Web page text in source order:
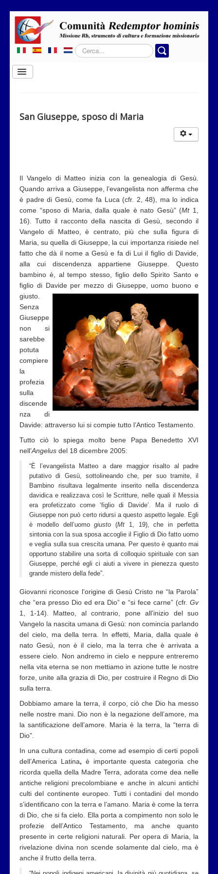
Cerca...
Cambia
Chi siamo
Privacy
Donazione
San Giuseppe, sposo di Maria
Il Vangelo di Matteo inizia con la genealogia di Gesù.
Quando arriva a Giuseppe, l’evangelista non afferma che
è padre di Gesù, come fa Luca (cfr. 2, 48), ma lo indica
come “sposo di Maria, dalla quale è nato Gesù” (Mt1,
16). Tutto il racconto della nascita di Gesù, secondo il
Vangelo di Matteo, è centrato, più che sulla figura di
Maria, su quella di Giuseppe, la cui importanza risiede nel
fatto che dà il nome a Gesù e fa di Lui il figlio di Davide,
alla cui discendenza appartiene Giuseppe. Questo
bambino è, al tempo stesso, figlio dello Spirito Santo e
figlio di Davide per mezzo di Giuseppe, uomo buono e
giusto.
Senza
Giuseppe
non si
sarebbe
potuta
compiere
la
profezia
sulla
discende
nza di
Davide: attraverso lui si compie tutto l’Antico Testamento.
Tutto ciò lo spiega molto bene Papa Benedetto XVI
nell’Angelus del 18 dicembre 2005:
“È l’evangelista Matteo a dare maggior risalto al padre
putativo di Gesù, sottolineando che, per suo tramite, il
Bambino risultava legalmente inserito nella discendenza
davidica e realizzava così le Scritture, nelle quali il Messia
era profetizzato come ‘figlio di Davide’. Ma il ruolo di
Giuseppe non può certo ridursi a questo aspetto legale. Egli
è modello dell’uomogiusto (Mt 1, 19), che in perfetta
sintonia con la sua sposa accoglie il Figlio di Dio fatto uomo
e veglia sulla sua crescita umana. Per questo è quanto mai
opportuno stabilire una sorta di colloquio spirituale con san
Giuseppe, perché egli ci aiuti a vivere in pienezza questo
grande mistero della fede”.
Giovanni riconosce l’origine di Gesù Cristo ne “la Parola”
che “era presso Dio ed era Dio” e “si fece carne” (cfr. Gv
1, 1-14). Matteo, al contrario, pone all’inizio del suo
Vangelo la nascita umana di Gesù: non comincia parlando
del cielo, ma della terra. In effetti, Maria, dalla quale è
nato Gesù, non è il cielo, ma la terra che è arrivata a
essere cielo. Non andremo in cielo e neppure entreremo
nella vita eterna se non mettiamo in azione tutte le nostre
forze, unite alla grazia di Dio, per costruire il Regno di Dio
sulla terra.
Dobbiamo amare la terra, il corpo, ciò che Dio ha messo
nelle nostre mani. Dio non è la negazione dell’amore, ma
la santificazione dell’amore. Maria è la terra, la “terra di
Dio”.
In una cultura contadina, come ad esempio di certi popoli
dell’America Latina, è importante questa categoria che
ricorda quella della Madre Terra, adorata come dea nelle
antiche religioni precolombiane e anche in alcuni antichi
culti del continente europeo. Tutti i contadini del mondo
s’identificano con la terra e l’amano. Maria è come la terra
di Dio, che si fa cielo. Ella porta a compimento non solo le
profezie dell’Antico Testamento, ma anche quanto
presente in certe religioni naturali. Per opera di Maria, la
rivelazione divina non scende solamente dal cielo, ma è
anche il frutto della terra.